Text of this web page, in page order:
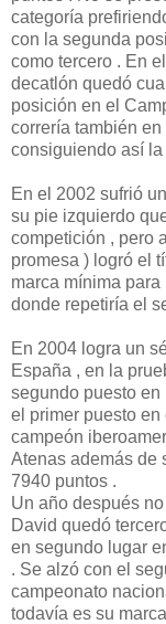
categoría
con la segunda
como tercero . En
decatlón quedó
posición en el
correría también
consiguiendo así
En el 2002 sufrió
su pie izquierdo
competición , pero
promesa ) logró el
marca mínima
donde repetiría el
En 2004 logra un
España , en la
segundo puesto
el primer puesto
campeón
Atenas además de
7940 puntos .
Un año después
David quedó
en segundo lugar
. Se alzó con el
campeonato
todavía es su